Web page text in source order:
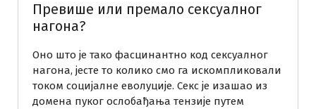
Превише или премало сексуалног
нагона?
Оно што је тако фасцинантно код сексуалног
нагона, јесте то колико смо га искомпликовали
током социјалне еволуције. Секс је изашао из
домена пуког ослобађања тензије путем